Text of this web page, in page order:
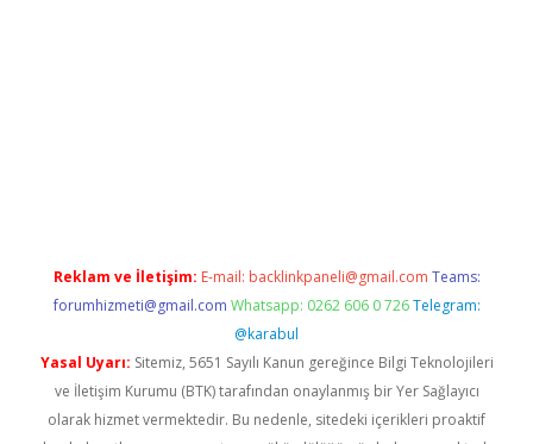
Reklam ve İletişim: E-mail: backlinkpaneli@gmail.com Teams:
forumhizmeti@gmail.com Whatsapp: 0262 606 0 726 Telegram:
@karabul
Yasal Uyarı: Sitemiz, 5651 Sayılı Kanun gereğince Bilgi Teknolojileri
ve İletişim Kurumu (BTK) tarafından onaylanmış bir Yer Sağlayıcı
olarak hizmet vermektedir. Bu nedenle, sitedeki içerikleri proaktif